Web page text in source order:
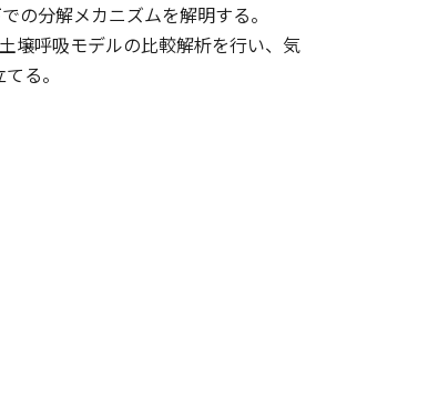
の分解メカニズムを解明する。
壌呼吸モデルの比較解析を行い、気
る。